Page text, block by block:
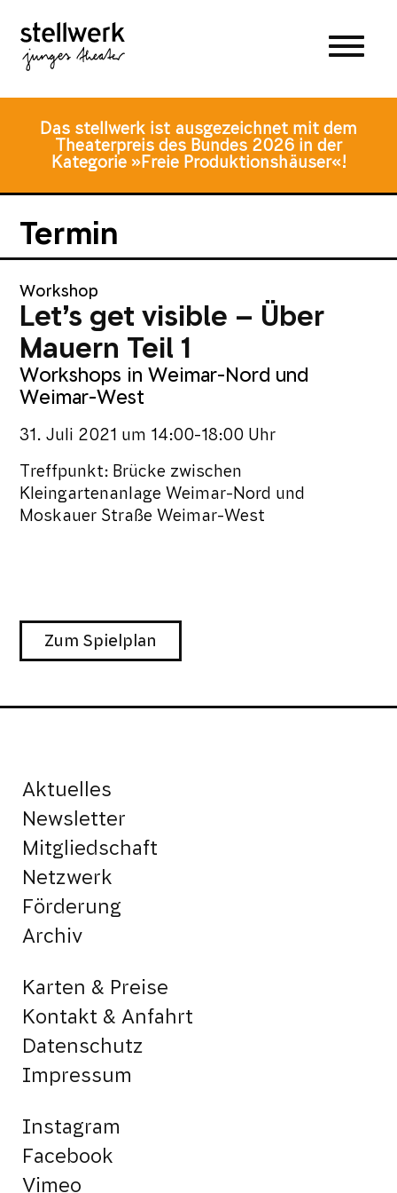
Hauptmenü
Inhalt
springen
Fusszeile
springen
Das stellwerk ist ausgezeichnet mit dem
Theaterpreis des Bundes 2026 in der
Kategorie »Freie Produktionshäuser«!
Termin
Workshop
Let’s get visible – Über
Mauern Teil 1
Workshops in Weimar-Nord und
Weimar-West
31. Juli 2021 um 14:00-18:00 Uhr
Treffpunkt: Brücke zwischen
Kleingartenanlage Weimar-Nord und
Moskauer Straße Weimar-West
Zum Spielplan
Aktuelles
Newsletter
Mitgliedschaft
Netzwerk
Förderung
Archiv
Karten & Preise
Kontakt & Anfahrt
Datenschutz
Impressum
Instagram
Facebook
Vimeo